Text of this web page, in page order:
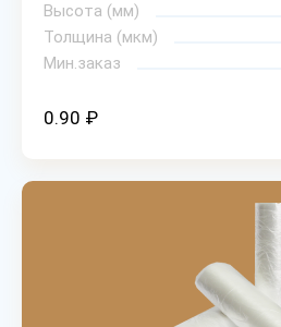
Высота (мм)
Толщина (мкм)
Мин.заказ
0.90 ₽